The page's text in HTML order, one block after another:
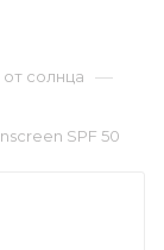
солнца —
SPF 50